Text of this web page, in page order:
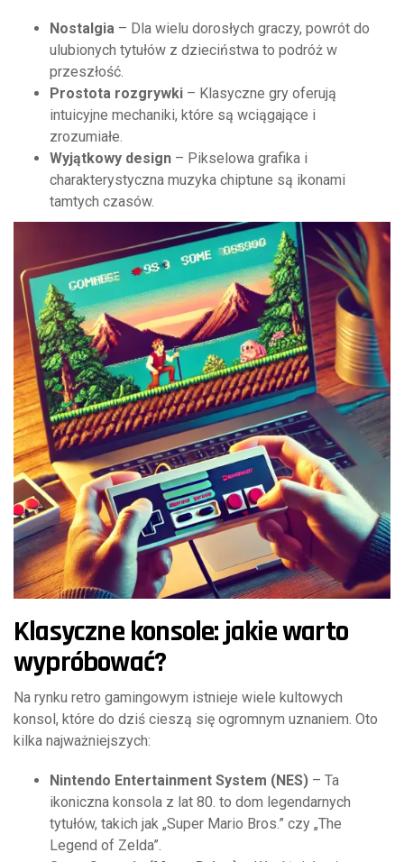
Nostalgia – Dla wielu dorosłych graczy, powrót do
ulubionych tytułów z dzieciństwa to podróż w
przeszłość.
Prostota rozgrywki – Klasyczne gry oferują
intuicyjne mechaniki, które są wciągające i
zrozumiałe.
Wyjątkowy design – Pikselowa grafika i
charakterystyczna muzyka chiptune są ikonami
tamtych czasów.
Klasyczne konsole: jakie warto
wypróbować?
Na rynku retro gamingowym istnieje wiele kultowych
konsol, które do dziś cieszą się ogromnym uznaniem. Oto
kilka najważniejszych:
Nintendo Entertainment System (NES) – Ta
ikoniczna konsola z lat 80. to dom legendarnych
tytułów, takich jak „Super Mario Bros.” czy „The
Legend of Zelda”.